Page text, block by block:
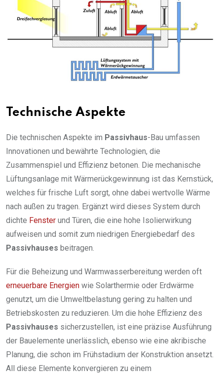
Technische Aspekte
Die technischen Aspekte im Passivhaus-Bau umfassen
Innovationen und bewährte Technologien, die
Zusammenspiel und Effizienz betonen. Die mechanische
Lüftungsanlage mit Wärmerückgewinnung ist das Kernstück,
welches für frische Luft sorgt, ohne dabei wertvolle Wärme
nach außen zu tragen. Ergänzt wird dieses System durch
dichte Fenster und Türen, die eine hohe Isolierwirkung
aufweisen und somit zum niedrigen Energiebedarf des
Passivhauses beitragen.
Für die Beheizung und Warmwasserbereitung werden oft
erneuerbare Energien wie Solarthermie oder Erdwärme
genutzt, um die Umweltbelastung gering zu halten und
Betriebskosten zu reduzieren. Um die hohe Effizienz des
Passivhauses sicherzustellen, ist eine präzise Ausführung
der Bauelemente unerlässlich, ebenso wie eine akribische
Planung, die schon im Frühstadium der Konstruktion ansetzt.
All diese Elemente konvergieren zu einem